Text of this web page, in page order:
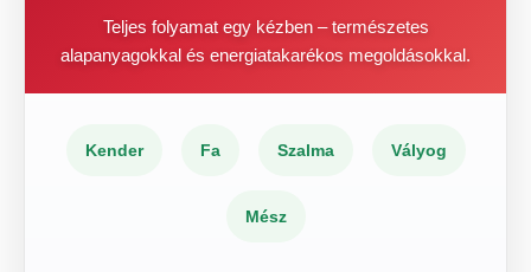
Teljes folyamat egy kézben – természetes
alapanyagokkal és energiatakarékos megoldásokkal.
Kender Fa Szalma Vályog
Mész